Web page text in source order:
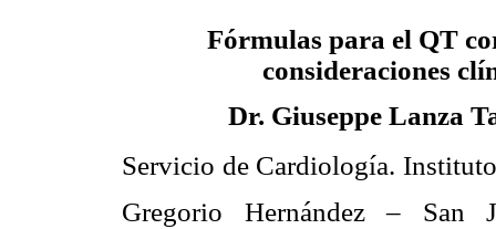
Fórmulas para el QT
consideraciones
Dr. Giuseppe Lanza
Servicio de Cardiología. Instituto
Gregorio Hernández – San